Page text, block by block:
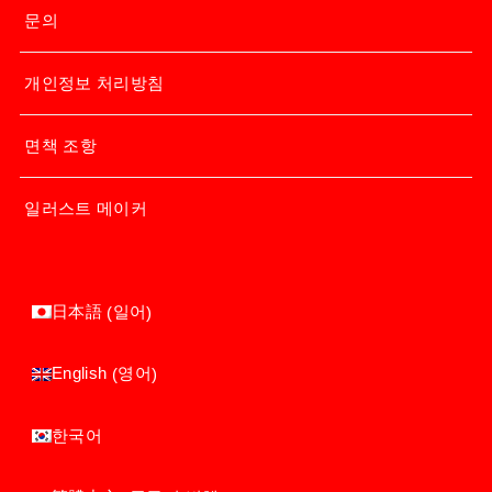
문의
개인정보 처리방침
면책 조항
일러스트 메이커
日本語 (일어)
English (영어)
한국어